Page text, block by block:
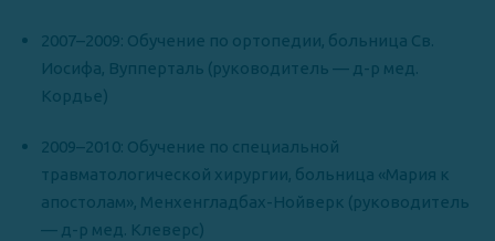
2007–2009: Обучение по ортопедии, больница Св.
Иосифа, Вупперталь (руководитель — д-р мед.
Кордье)
2009–2010: Обучение по специальной
травматологической хирургии, больница «Мария к
апостолам», Менхенгладбах-Нойверк (руководитель
— д-р мед. Клеверс)